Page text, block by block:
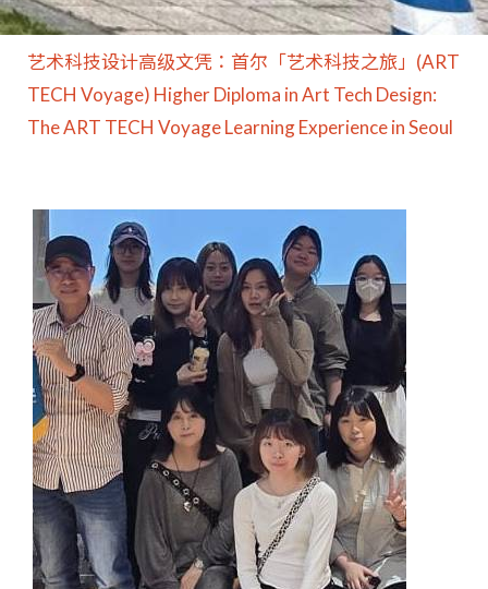
艺术科技设计高级文凭：首尔「艺术科技之旅」(ART
TECH Voyage) Higher Diploma in Art Tech Design:
The ART TECH Voyage Learning Experience in Seoul